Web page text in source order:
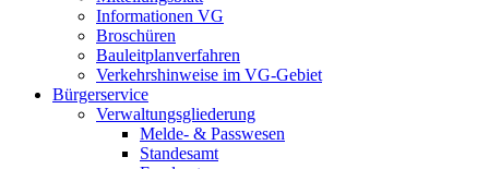
Informationen VG
Broschüren
Bauleitplanverfahren
Verkehrshinweise im VG-Gebiet
Bürgerservice
Verwaltungsgliederung
Melde- & Passwesen
Standesamt